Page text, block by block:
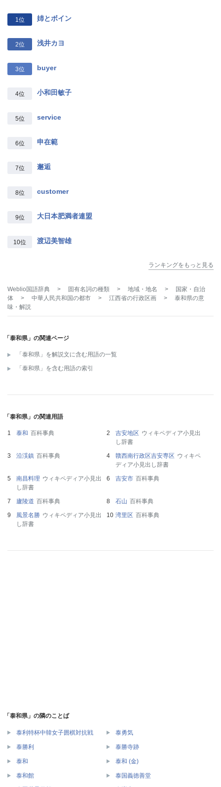
1位 姉とボイン
2位 浅井カヨ
3位 buyer
4位 小和田敏子
5位 service
6位 申在範
7位 邂逅
8位 customer
9位 大日本肥満者連盟
10位 渡辺美智雄
ランキングをもっと見る
Weblio国語辞典 > 固有名詞の種類 > 地域・地名 >
国家・自治
体
> 中華人民共和国の都市 > 江西省の行政区画 > 泰和県の意
味・解説
「泰和県」の関連ページ
「泰和県」を解説文に含む用語の一覧
「泰和県」を含む用語の索引
「泰和県」の関連用語
泰和 百科事典 吉安地区 ウィキペディア小見出
し辞書
沿渓鎮 百科事典 贛西南行政区吉安専区 ウィキペ
ディア小見出し辞書
南昌料理 ウィキペディア小見出
し辞書
吉安市 百科事典
廬陵道 百科事典 石山 百科事典
風景名勝 ウィキペディア小見出
し辞書
湾里区 百科事典
「泰和県」の隣のことば
泰利特杯中韓女子囲棋対抗戦 泰勇気
泰勝利 泰勝寺跡
泰和 泰和 (金)
泰和館 泰国義徳善堂